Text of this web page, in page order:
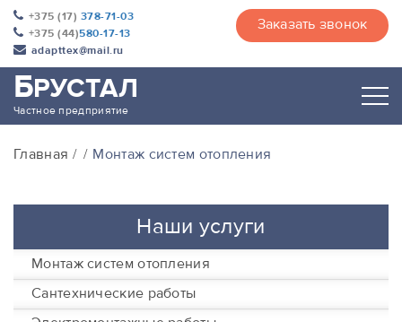
+375 (17) 378-71-03
+375 (44)580-17-13
adapttex@mail.ru
Заказать звонок
БРУСТАЛ
Частное предприятие
Главная Монтаж систем отопления
Наши услуги
Монтаж систем отопления
Сантехнические работы